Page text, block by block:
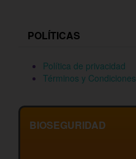
POLÍTICAS
Política de privacidad
Términos y Condiciones
BIOSEGURIDAD